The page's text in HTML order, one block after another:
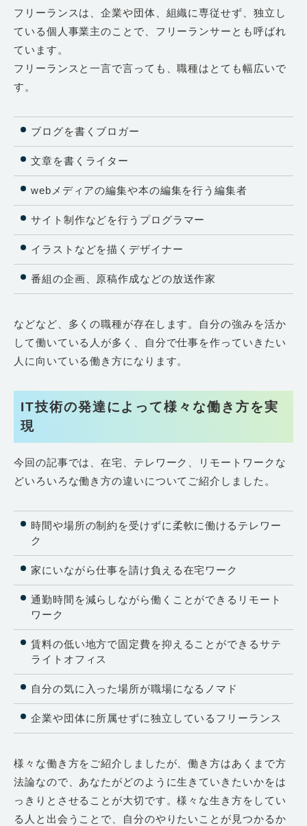
フリーランスは、企業や団体、組織に専従せず、独立し
ている個人事業主のことで、フリーランサーとも呼ばれ
ています。
フリーランスと一言で言っても、職種はとても幅広いで
す。
ブログを書くブロガー
文章を書くライター
webメディアの編集や本の編集を行う編集者
サイト制作などを行うプログラマー
イラストなどを描くデザイナー
番組の企画、原稿作成などの放送作家
などなど、多くの職種が存在します。自分の強みを活か
して働いている人が多く、自分で仕事を作っていきたい
人に向いている働き方になります。
IT技術の発達によって様々な働き方を実
現
今回の記事では、在宅、テレワーク、リモートワークな
どいろいろな働き方の違いについてご紹介しました。
時間や場所の制約を受けずに柔軟に働けるテレワー
ク
家にいながら仕事を請け負える在宅ワーク
通勤時間を減らしながら働くことができるリモート
ワーク
賃料の低い地方で固定費を抑えることができるサテ
ライトオフィス
自分の気に入った場所が職場になるノマド
企業や団体に所属せずに独立しているフリーランス
様々な働き方をご紹介しましたが、働き方はあくまで方
法論なので、あなたがどのように生きていきたいかをは
っきりとさせることが大切です。様々な生き方をしてい
る人と出会うことで、自分のやりたいことが見つかるか